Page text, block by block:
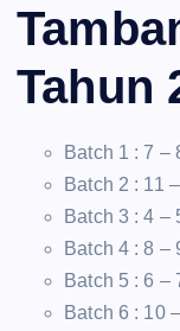
Tahun
Batch 1 : 7 –
Batch 2 : 11
Batch 3 : 4 –
Batch 4 : 8 –
Batch 5 : 6 –
Batch 6 : 10